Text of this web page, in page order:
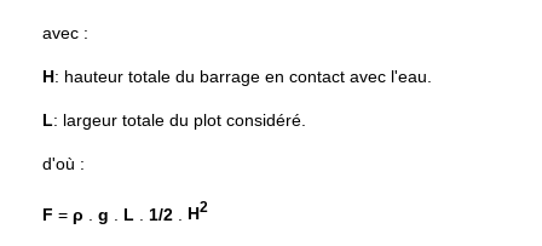
avec :
H: hauteur totale du barrage en contact avec l'eau.
L: largeur totale du plot considéré.
d'où :
F = ρ g L 1/2 H2